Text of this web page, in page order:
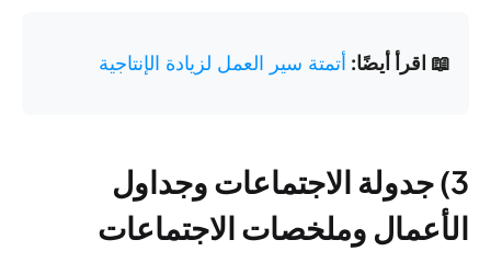
📖 اقرأ أيضًا: أتمتة سير العمل لزيادة الإنتاجية
3) جدولة الاجتماعات وجداول
الأعمال وملخصات الاجتماعات